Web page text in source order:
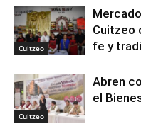
Cuitzeo
Cuitzeo
fe y
Cuitzeo
Abren
el